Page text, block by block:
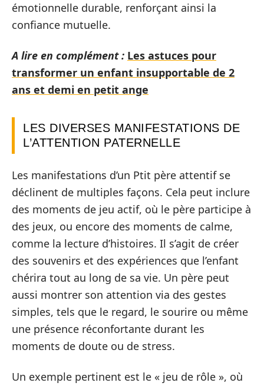
émotionnelle durable, renforçant ainsi la
confiance mutuelle.
A lire en complément : Les astuces pour
transformer un enfant insupportable de 2
ans et demi en petit ange
LES DIVERSES MANIFESTATIONS DE
L’ATTENTION PATERNELLE
Les manifestations d’un Ptit père attentif se
déclinent de multiples façons. Cela peut inclure
des moments de jeu actif, où le père participe à
des jeux, ou encore des moments de calme,
comme la lecture d’histoires. Il s’agit de créer
des souvenirs et des expériences que l’enfant
chérira tout au long de sa vie. Un père peut
aussi montrer son attention via des gestes
simples, tels que le regard, le sourire ou même
une présence réconfortante durant les
moments de doute ou de stress.
Un exemple pertinent est le « jeu de rôle », où